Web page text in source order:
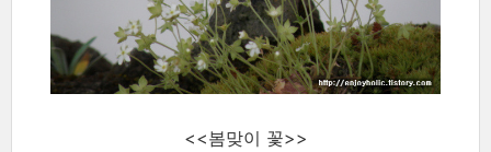
<<봄맞이 꽃>>